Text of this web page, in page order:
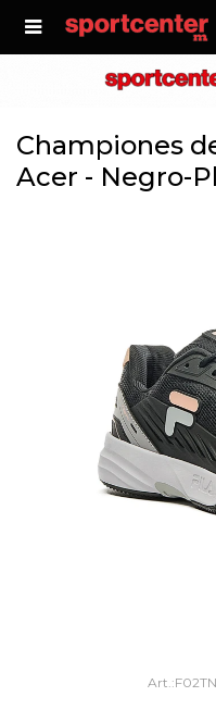

Championes
Acer - Negro-